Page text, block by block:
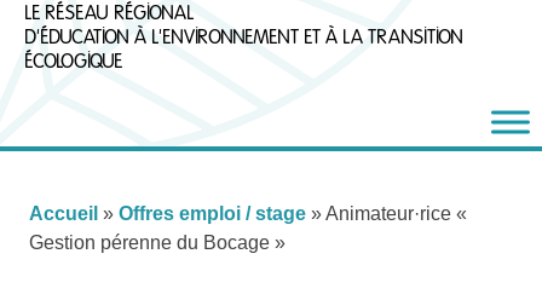
LE RÉSEAU RÉGIONAL
D'ÉDUCATION À L'ENVIRONNEMENT ET À LA TRANSITION
ÉCOLOGIQUE
Accueil » Offres emploi / stage »Animateur·rice «
Gestion pérenne du Bocage »